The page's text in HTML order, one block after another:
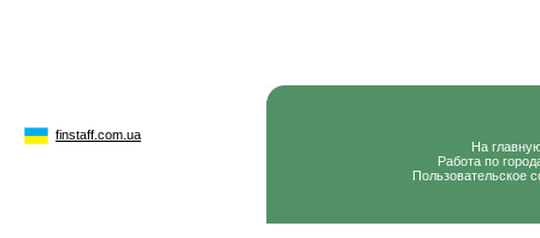
finstaff.com.ua
На
Работа по
Пользовательское